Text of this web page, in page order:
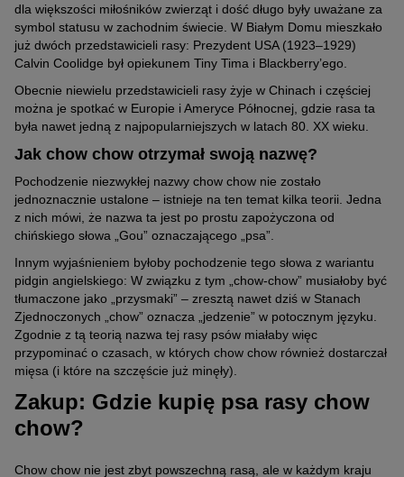
dla większości miłośników zwierząt i dość długo były uważane za
symbol statusu w zachodnim świecie. W Białym Domu mieszkało
już dwóch przedstawicieli rasy: Prezydent USA (1923–1929)
Calvin Coolidge był opiekunem Tiny Tima i Blackberry’ego.
Obecnie niewielu przedstawicieli rasy żyje w Chinach i częściej
można je spotkać w Europie i Ameryce Północnej, gdzie rasa ta
była nawet jedną z najpopularniejszych w latach 80. XX wieku.
Jak chow chow otrzymał swoją nazwę?
Pochodzenie niezwykłej nazwy chow chow nie zostało
jednoznacznie ustalone – istnieje na ten temat kilka teorii. Jedna
z nich mówi, że nazwa ta jest po prostu zapożyczona od
chińskiego słowa „Gou” oznaczającego „psa”.
Innym wyjaśnieniem byłoby pochodzenie tego słowa z wariantu
pidgin angielskiego: W związku z tym „chow-chow” musiałoby być
tłumaczone jako „przysmaki” – zresztą nawet dziś w Stanach
Zjednoczonych „chow” oznacza „jedzenie” w potocznym języku.
Zgodnie z tą teorią nazwa tej rasy psów miałaby więc
przypominać o czasach, w których chow chow również dostarczał
mięsa (i które na szczęście już minęły).
Zakup: Gdzie kupię psa rasy chow
chow?
Chow chow nie jest zbyt powszechną rasą, ale w każdym kraju